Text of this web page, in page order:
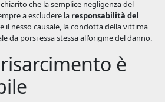
che la semplice negligenza del
a escludere la responsabilità del
il nesso causale, la condotta della vittima
da porsi essa stessa all’origine del danno.
è